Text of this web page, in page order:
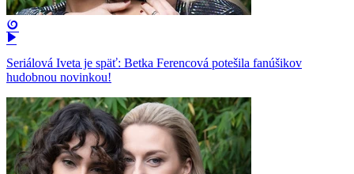
Seriálová Iveta je späť: Betka Ferencová potešila fanúšikov
hudobnou novinkou!